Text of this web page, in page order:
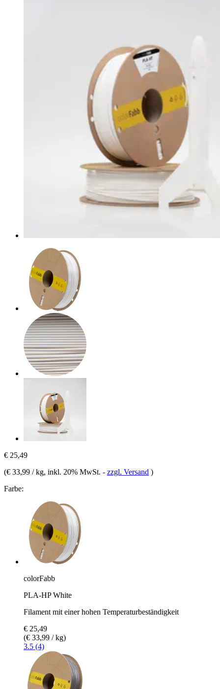
€ 25,49
(€ 33,99 / kg, inkl. 20% MwSt. - zzgl. Versand )
Farbe:
colorFabb
PLA-HP White
Filament mit einer hohen Temperaturbeständigkeit
€ 25,49
(€ 33,99 / kg)
3.5 (4)